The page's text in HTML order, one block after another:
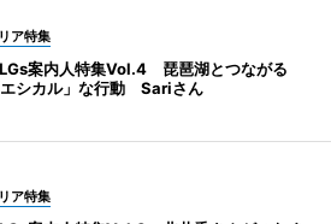
ア特集
案内人特集Vol.4 琵琶湖とつながる
エシカル」な行動 Sariさん
ア特集